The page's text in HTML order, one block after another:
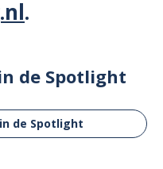
.
de Spotlight
de Spotlight